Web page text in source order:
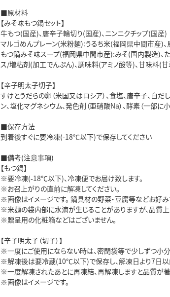
■原材料
【みそ味もつ鍋セット】
牛もつ(国産)、唐辛子輪切り(国産)、ニンニクチップ(国産)
マルゴめんプレーン(米粉麺):うるち米(福岡県中間市産)
もつ鍋みそ味スープ(福岡県中間市産):みそ(国内製造)、た
ス/増粘剤(加工でんぷん)、調味料(アミノ酸等)、甘味料(
【辛子明太子切子】
すけとうだらの卵（米国又はロシア）、食塩、唐辛子、白だ
ン、塩化マグネシウム、発色剤（亜硝酸Na）、酵素（一部に
■保存方法
到着後すぐに要冷凍(-18℃以下)で保存してください
■備考(注意事項)
【もつ鍋】
※要冷凍(-18℃以下)、冷凍便でお届け致します。
※お召上がりの直前に解凍してください。
※画像はイメージです。 鍋具材の野菜・豆腐等などお好み
※米麺の袋内部に水滴が生じることがありますが、品質上
※贈呈用の化粧箱などはございません。
【辛子明太子（切子）】
※一度にご使用にならない時は、密閉袋等で少しずつ小分
※解凍後は要冷蔵(10℃以下)で保存し、解凍日より7日以
※一度解凍されたあとに再凍結、再解凍しますと品質が
※画像はイメージです。